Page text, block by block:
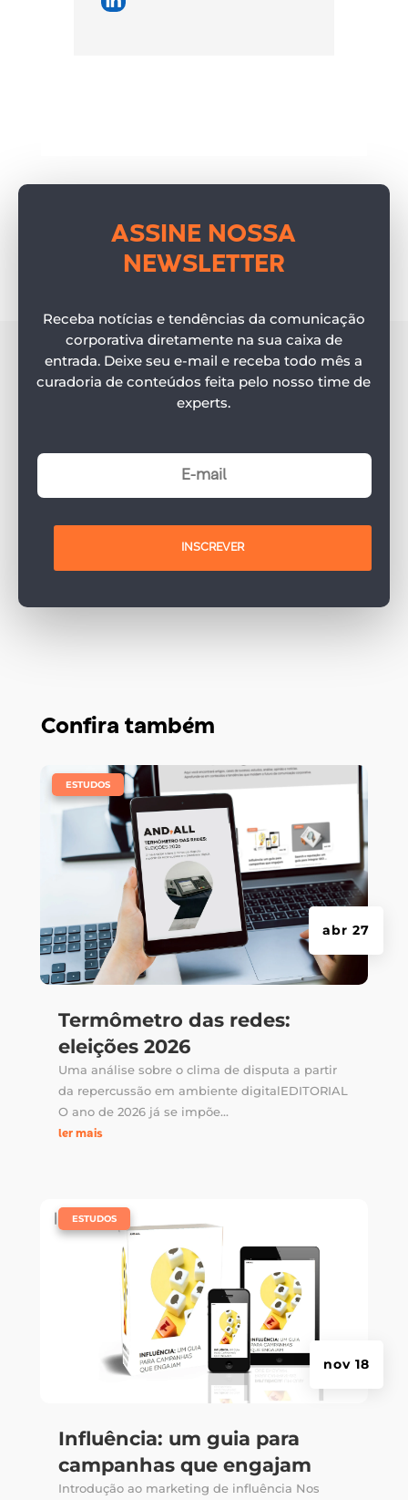
ASSINE NOSSA
NEWSLETTER
Receba notícias e tendências da comunicação
corporativa diretamente na sua caixa de
entrada. Deixe seu e-mail e receba todo mês a
curadoria de conteúdos feita pelo nosso time de
experts.
INSCREVER
Confira também
Termômetro das redes:
eleições 2026
abr 27
ESTUDOS
Uma análise sobre o clima de disputa a partir
da repercussão em ambiente digitalEDITORIAL
O ano de 2026 já se impõe...
ler mais
Influência: um guia para
campanhas que engajam
nov 18
| ESTUDOS
Introdução ao marketing de influência Nos